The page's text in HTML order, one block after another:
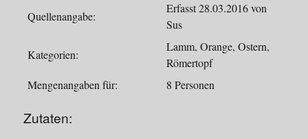
Quellenangabe:
Erfasst 28.03.2016 von
Sus
Kategorien:
Lamm, Orange, Ostern,
Römertopf
Mengenangaben für:
8 Personen
Zutaten: